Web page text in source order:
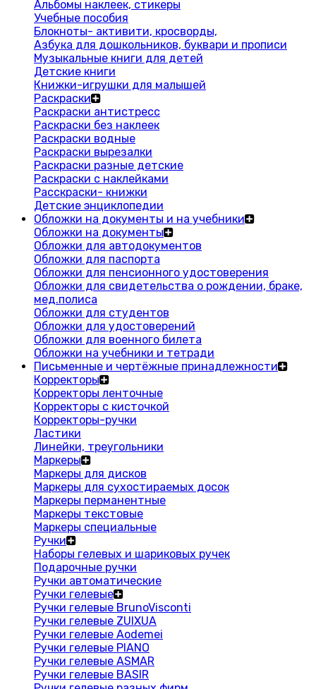
Альбомы наклеек, стикеры
Учебные пособия
Блокноты- активити, кросворды,
Азбука для дошкольников, буквари и прописи
Музыкальные книги для детей
Детские книги
Книжки-игрушки для малышей
Раскраски
Раскраски антистресс
Раскраски без наклеек
Раскраски водные
Раскраски вырезалки
Раскраски разные детские
Раскраски с наклейками
Расскраски- книжки
Детские энциклопедии
Обложки на документы и на учебники
Обложки на документы
Обложки для автодокументов
Обложки для паспорта
Обложки для пенсионного удостоверения
Обложки для свидетельства о рождении, браке,
мед.полиса
Обложки для студентов
Обложки для удостоверений
Обложки для военного билета
Обложки на учебники и тетради
Письменные и чертёжные принадлежности
Корректоры
Корректоры ленточные
Корректоры с кисточкой
Корректоры-ручки
Ластики
Линейки, треугольники
Маркеры
Маркеры для дисков
Маркеры для сухостираемых досок
Маркеры перманентные
Маркеры текстовые
Маркеры специальные
Ручки
Наборы гелевых и шариковых ручек
Подарочные ручки
Ручки автоматические
Ручки гелевые
Ручки гелевые BrunoVisconti
Ручки гелевые ZUIXUA
Ручки гелевые Aodemei
Ручки гелевые PIANO
Ручки гелевые ASMAR
Ручки гелевые BASIR